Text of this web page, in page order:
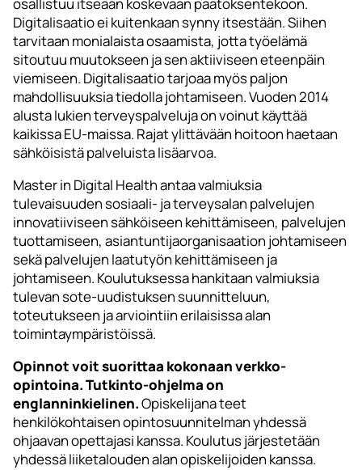
osallistuu itseään koskevaan päätöksentekoon.
Digitalisaatio ei kuitenkaan synny itsestään. Siihen
tarvitaan monialaista osaamista, jotta työelämä
sitoutuu muutokseen ja sen aktiiviseen eteenpäin
viemiseen. Digitalisaatio tarjoaa myös paljon
mahdollisuuksia tiedolla johtamiseen. Vuoden 2014
alusta lukien terveyspalveluja on voinut käyttää
kaikissa EU-maissa. Rajat ylittävään hoitoon haetaan
sähköisistä palveluista lisäarvoa.
Master in Digital Health antaa valmiuksia
tulevaisuuden sosiaali- ja terveysalan palvelujen
innovatiiviseen sähköiseen kehittämiseen, palvelujen
tuottamiseen, asiantuntijaorganisaation johtamiseen
sekä palvelujen laatutyön kehittämiseen ja
johtamiseen. Koulutuksessa hankitaan valmiuksia
tulevan sote-uudistuksen suunnitteluun,
toteutukseen ja arviointiin erilaisissa alan
toimintaympäristöissä.
Opinnot voit suorittaa kokonaan verkko-
opintoina. Tutkinto-ohjelma on
englanninkielinen.Opiskelijana teet
henkilökohtaisen opintosuunnitelman yhdessä
ohjaavan opettajasi kanssa. Koulutus järjestetään
yhdessä liiketalouden alan opiskelijoiden kanssa.